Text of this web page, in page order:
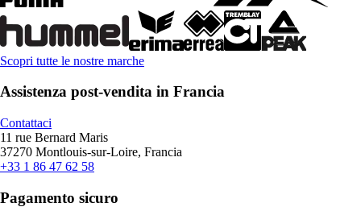
Scopri tutte le nostre marche
Assistenza post-vendita in Francia
Contattaci
11 rue Bernard Maris
37270 Montlouis-sur-Loire, Francia
+33 1 86 47 62 58
Pagamento sicuro